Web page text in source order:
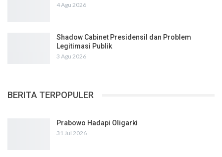
4 Agu 2026
Shadow Cabinet Presidensil dan Problem
Legitimasi Publik
3 Agu 2026
BERITA TERPOPULER
Prabowo Hadapi Oligarki
31 Jul 2026